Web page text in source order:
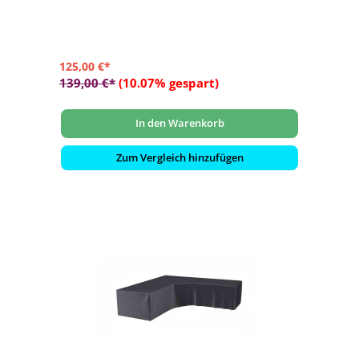
125,00 €*
139,00 €* (10.07% gespart)
In den Warenkorb
Zum Vergleich hinzufügen